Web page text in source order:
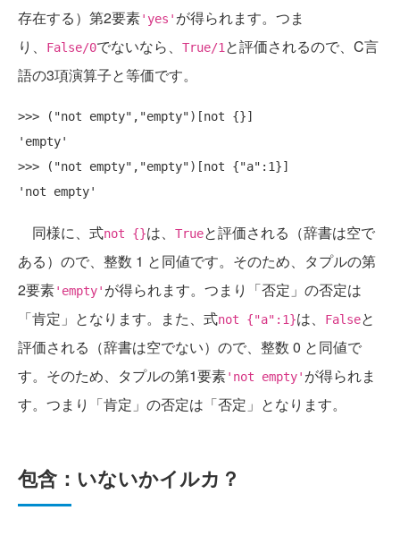
存在する）第2要素'yes' が得られます。つま
り、
False/0でないなら、 True/1 と評価されるので、C言
語の3項演算子と等価です。
>>> ("not empty","empty")[not {}]
'empty'
>>> ("not empty","empty")[not {"a":1}]
同様に、式not {}は、 Trueと評価される（辞書は空で
ある）ので、整数 1 と同値です。そのため、タプルの第
2要素'empty' が得られます。つまり「否定」の否定は
「肯定」となります。また、式not {"a":1}は、 Falseと
評価される（辞書は空でない）ので、整数 0 と同値で
す。そのため、タプルの第1要素'not empty' が得られま
す。つまり「肯定」の否定は「否定」となります。
包含：いないかイルカ？